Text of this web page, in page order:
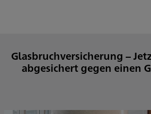
Glasbruchversicherung –
abgesichert gegen einen